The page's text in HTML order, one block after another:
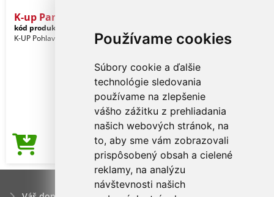
Používame cookies
Súbory cookie a ďalšie
technológie sledovania
používame na zlepšenie
vášho zážitku z prehliadania
našich webových stránok, na
to, aby sme vám zobrazovali
prispôsobený obsah a cielené
reklamy, na analýzu
návštevnosti našich
K-up Panama Straw Hat
kód produktu:
K-UP Pohlavie: Unisex
Cena od 5,27€